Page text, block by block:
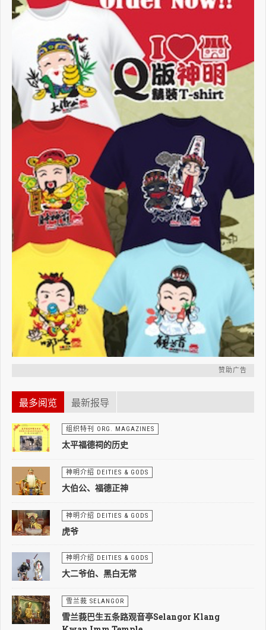
赞助广告
最多阅览 最新报导
组织特刊 ORG. MAGAZINES
太平福德祠的历史
神明介绍 DEITIES & GODS
大伯公、福德正神
神明介绍 DEITIES & GODS
虎爷
神明介绍 DEITIES & GODS
大二爷伯、黑白无常
雪兰莪 SELANGOR
雪兰莪巴生五条路观音亭Selangor Klang